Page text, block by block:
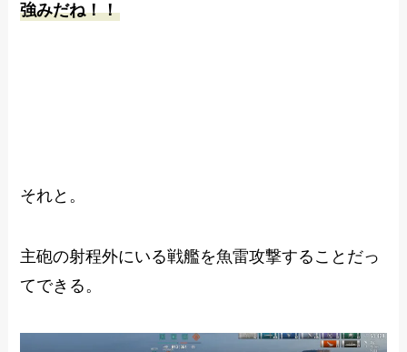
強みだね！！
それと。
主砲の射程外にいる戦艦を魚雷攻撃することだっ
てできる。